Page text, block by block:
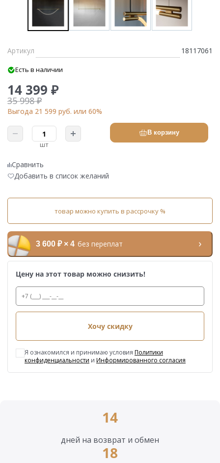
Артикул 18117061
Есть в наличии
14 399 ₽
35 998 ₽
Выгода 21 599 руб. или 60%
шт
В корзину
Сравнить
Добавить в список желаний
товар можно купить в рассрочку %
3 600 ₽ × 4 без переплат
Цену на этот товар можно снизить!
Хочу скидку
Я ознакомился и принимаю условия Политики
конфиденциальности и Информированного согласия
14
дней на возврат и обмен
18